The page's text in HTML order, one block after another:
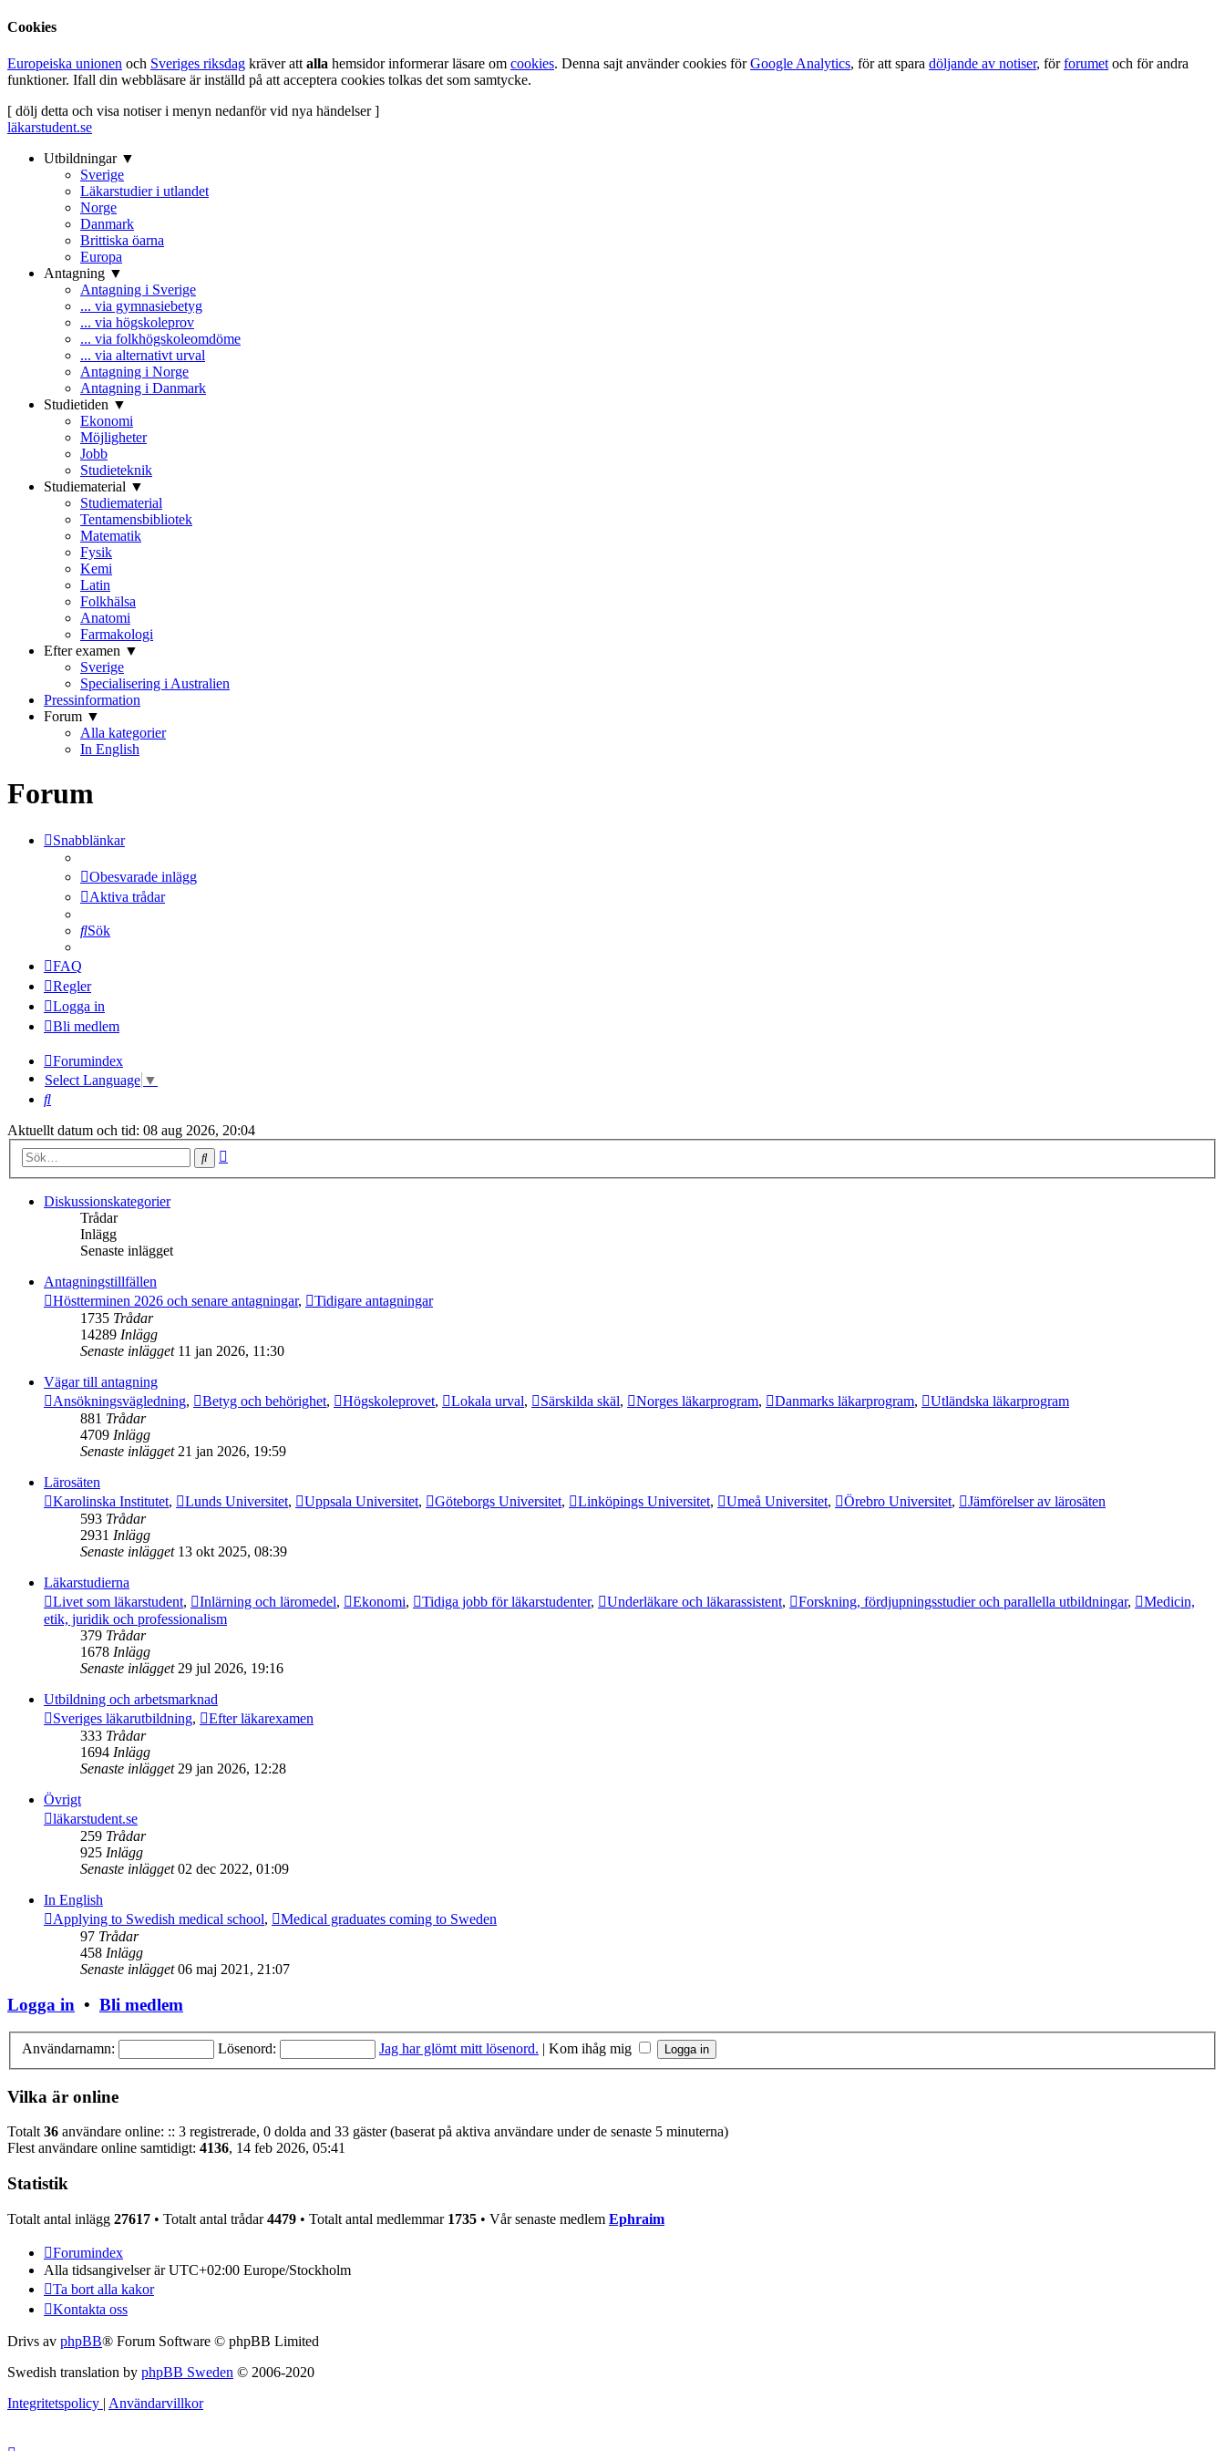
Cookies
Europeiska unionen och Sveriges riksdag kräver att alla hemsidor informerar läsare om cookies. Denna sajt använder cookies förGoogle Analytics, för att spara döljande av notiser, förforumet och för andra
funktioner. Ifall din webbläsare är inställd på att acceptera cookies tolkas det som samtycke.
[ dölj detta och visa notiser i menyn nedanför vid nya händelser ]
läkarstudent.se
Utbildningar ▼
Sverige
Läkarstudier i utlandet
Norge
Danmark
Brittiska öarna
Europa
Antagning ▼
Antagning i Sverige
... via gymnasiebetyg
... via högskoleprov
... via folkhögskoleomdöme
... via alternativt urval
Antagning i Norge
Antagning i Danmark
Studietiden ▼
Ekonomi
Möjligheter
Jobb
Studieteknik
Studiematerial ▼
Studiematerial
Tentamensbibliotek
Matematik
Fysik
Kemi
Latin
Folkhälsa
Anatomi
Farmakologi
Efter examen ▼
Sverige
Specialisering i Australien
Pressinformation
Forum ▼
Alla kategorier
In English
Forum
Snabblänkar
Obesvarade inlägg
Aktiva trådar
Sök
FAQ
Regler
Logga in
Bli medlem
Forumindex
Select Language ▼
Sök
Aktuellt datum och tid: 08 aug 2026, 20:04
Sök
Diskussionskategorier
Trådar
Inlägg
Senaste inlägget
Antagningstillfällen
Höstterminen 2026 och senare antagningar,
Tidigare antagningar
1735 Trådar
14289 Inlägg
Senaste inlägget 11 jan 2026, 11:30
Vägar till antagning
Ansökningsvägledning, Betyg och behörighet, Högskoleprovet, Lokala urval, Särskilda skäl, Norges läkarprogram, Danmarks läkarprogram,
Utländska läkarprogram
881 Trådar
4709 Inlägg
Senaste inlägget 21 jan 2026, 19:59
Lärosäten
Karolinska Institutet, Lunds Universitet, Uppsala Universitet, Göteborgs Universitet, Linköpings Universitet, Umeå Universitet, Örebro Universitet,
Jämförelser av lärosäten
593 Trådar
2931 Inlägg
Senaste inlägget 13 okt 2025, 08:39
Läkarstudierna
Livet som läkarstudent, Inlärning och läromedel, Ekonomi, Tidiga jobb för läkarstudenter, Underläkare och läkarassistent, Forskning, fördjupningsstudier och parallella utbildningar,
Medicin,
etik, juridik och professionalism
379 Trådar
1678 Inlägg
Senaste inlägget 29 jul 2026, 19:16
Utbildning och arbetsmarknad
Sveriges läkarutbildning,
Efter läkarexamen
333 Trådar
1694 Inlägg
Senaste inlägget 29 jan 2026, 12:28
Övrigt
läkarstudent.se
259 Trådar
925 Inlägg
Senaste inlägget 02 dec 2022, 01:09
In English
Applying to Swedish medical school,
Medical graduates coming to Sweden
97 Trådar
458 Inlägg
Senaste inlägget 06 maj 2021, 21:07
Logga in • Bli medlem
Användarnamn: Lösenord: Jag har glömt mitt lösenord. | Kom ihåg mig
Vilka är online
Totalt36 användare online: :: 3 registrerade, 0 dolda and 33 gäster (baserat på aktiva användare under de senaste 5 minuterna)
Flest användare online samtidigt: 4136, 14 feb 2026, 05:41
Statistik
Totalt antal inlägg 27617 • Totalt antal trådar4479 • Totalt antal medlemmar 1735 • Vår senaste medlem Ephraim
Forumindex
Alla tidsangivelser är UTC+02:00 Europe/Stockholm
Ta bort alla kakor
Kontakta oss
Drivs av phpBB® Forum Software © phpBB Limited
Swedish translation by phpBB Sweden © 2006-2020
Integritetspolicy | Användarvillkor